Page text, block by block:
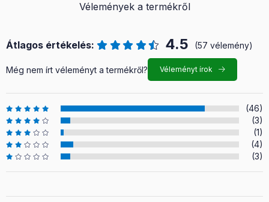
Vélemények a termékről
Átlagos értékelés: 4.5 (57 vélemény)
Még nem írt véleményt a termékről? Véleményt írok
(46)
(3)
(1)
(4)
(3)